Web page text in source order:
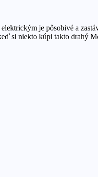
je pôsobivé a
si niekto kúpi takto drahý